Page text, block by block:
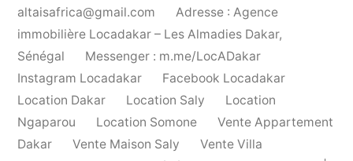
altaisafrica@gmail.com
Adresse : Agence
immobilière Locadakar – Les Almadies Dakar,
Sénégal
Messenger : m.me/LocADakar
Instagram Locadakar
Facebook Locadakar
Location Dakar
Location Saly
Location
Ngaparou
Location Somone
Vente Appartement
Dakar
Vente Maison Saly
Vente Villa